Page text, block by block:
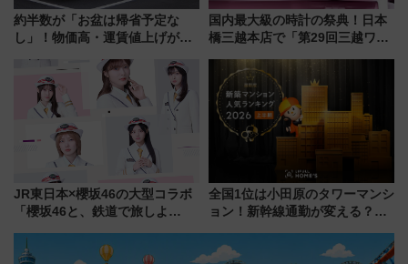
約半数が「お盆は帰省予定な
し」！物価高・運賃値上げが財
りたいけど……【WILLER お盆
帰省動向調査】
国内最大級の時計の祭典！日本
橋三越本店で「第29回三越ワー
【2026年8月5日～25日】
JR東日本×櫻坂46の大型コラボ
「櫻坂46と、鉄道で旅しよ
潟・長野・庄内へ
全国1位は小田原のタワーマンシ
ョン！新幹線通勤が変える？
【新築マンション人気ランキン